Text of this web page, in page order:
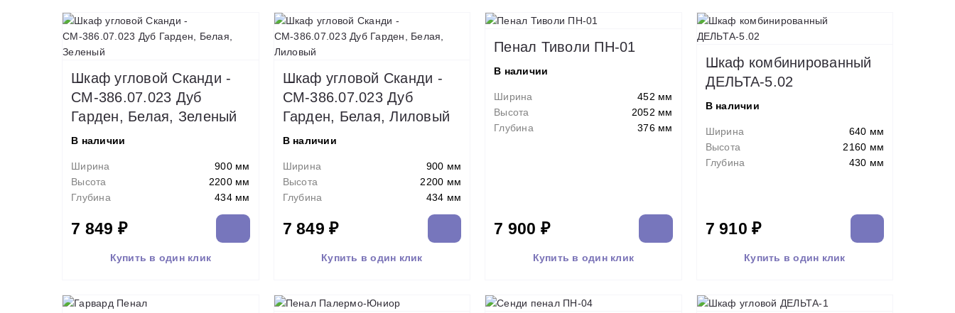
Шкаф угловой Сканди -
СМ-386.07.023 Дуб
Гарден, Белая, Зеленый
В наличии
Ширина
900 мм
Высота
2200 мм
Глубина
434 мм
7 849 ₽
Купить в один клик
Шкаф угловой Сканди -
СМ-386.07.023 Дуб
Гарден, Белая, Лиловый
В наличии
Ширина
900 мм
Высота
2200 мм
Глубина
434 мм
7 849 ₽
Купить в один клик
Пенал Тиволи ПН-01
В наличии
Ширина
452 мм
Высота
2052 мм
Глубина
376 мм
7 900 ₽
Купить в один клик
Шкаф комбинированный
ДЕЛЬТА-5.02
В наличии
Ширина
640 мм
Высота
2160 мм
Глубина
430 мм
7 910 ₽
Купить в один клик